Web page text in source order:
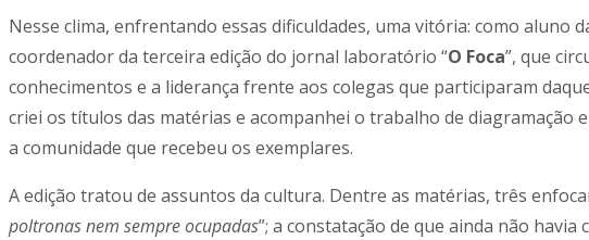
Nesse clima, enfrentando essas dificuldades, uma vitória: como aluno
coordenador da terceira edição do jornal laboratório “O Foca”, que
conhecimentos e a liderança frente aos colegas que participaram
criei os títulos das matérias e acompanhei o trabalho de
a comunidade que recebeu os exemplares.
A edição tratou de assuntos da cultura. Dentre as matérias, três
poltronas nem sempre ocupadas”; a constatação de que ainda não havia